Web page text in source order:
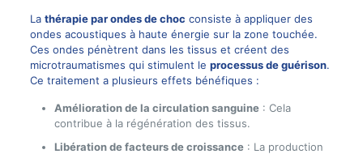
La thérapie par ondes de choc consiste à appliquer des
ondes acoustiques à haute énergie sur la zone touchée.
Ces ondes pénètrent dans les tissus et créent des
microtraumatismes qui stimulent le processus de guérison.
Ce traitement a plusieurs effets bénéfiques :
Amélioration de la circulation sanguine: Cela
contribue à la régénération des tissus.
Libération de facteurs de croissance: La production